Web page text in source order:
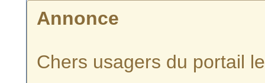
Annonce
Chers usagers du portail